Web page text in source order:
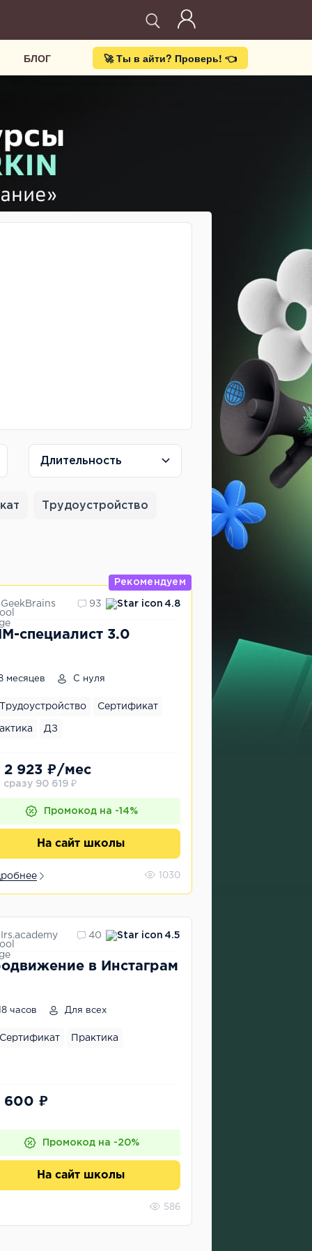
БЛОГ 🚀 Ты в айти? Проверь! 👈
Длительность
Трудоустройство
Рекомендуем
GeekBrains 93 4.8
специалист 3.0
месяцев С нуля
Трудоустройство Сертификат
ДЗ
2 923 ₽/мес
сразу 90 619 ₽
Промокод на -14%
На сайт школы
1030
Irs.academy 40 4.5
в Инстаграм
часов Для всех
Сертификат Практика
600 ₽
Промокод на -20%
На сайт школы
586